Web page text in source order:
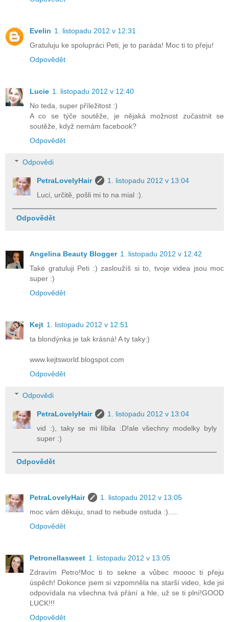
Evelin 1. listopadu 2012 v 12:31
Gratuluju ke spolupráci Peti, je to paráda! Moc ti to přeju!
Odpovědět
Lucie 1. listopadu 2012 v 12:40
No teda, super příležitost :)
A co se týče soutěže, je nějaká možnost zučastnit se
soutěže, když nemám facebook?
Odpovědět
Odpovědi
PetraLovelyHair
1. listopadu 2012 v 13:04
Luci, určitě, pošli mi to na mial :).
Odpovědět
Angelina Beauty Blogger 1. listopadu 2012 v 12:42
Také gratuluji Peti :) zasloužíš si to, tvoje videa jsou moc
super :)
Odpovědět
Kejt 1. listopadu 2012 v 12:51
ta blondýnka je tak krásná! A ty taky:)
www.kejtsworld.blogspot.com
Odpovědět
Odpovědi
PetraLovelyHair
1. listopadu 2012 v 13:04
vid :), taky se mi líbila :D!ale všechny modelky byly
super :)
Odpovědět
PetraLovelyHair
1. listopadu 2012 v 13:05
moc vám děkuju, snad to nebude ostuda :).....
Odpovědět
Petronellasweet 1. listopadu 2012 v 13:05
Zdravím Petro!Moc ti to sekne a vůbec moooc ti přeju
úspěch! Dokonce jsem si vzpomněla na starší video, kde jsi
odpovídala na všechna tvá přání a hle, už se ti plní!GOOD
LUCK!!!
Odpovědět